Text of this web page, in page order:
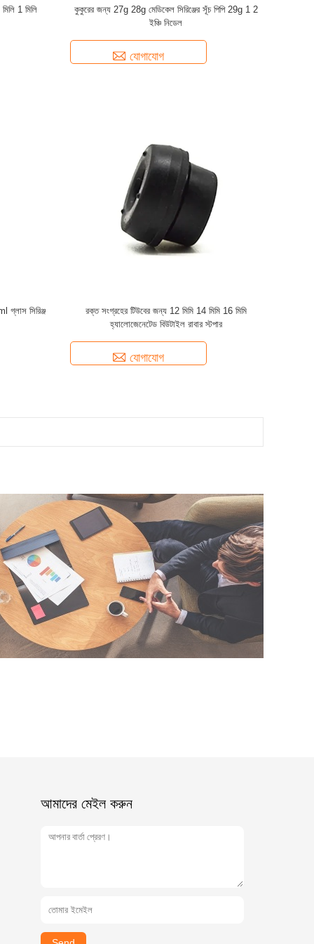
1 মিলি
কুকুরের জন্য 27g 28g মেডিকেল সিরিঞ্জের সূঁচ পিপি 29g 1 2
ইঞ্চি নিডেল
যোগাযোগ
গ্লাস সিরিঞ্জ
রক্ত সংগ্রহের টিউবের জন্য 12 মিমি 14 মিমি 16 মিমি
হ্যালোজেনেটেড বিউটাইল রাবার স্টপার
যোগাযোগ
আমাদের মেইল ​​করুন